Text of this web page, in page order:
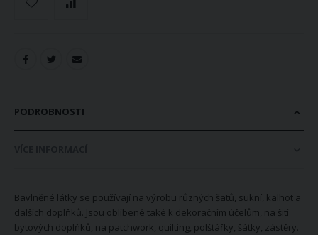
PODROBNOSTI
Bavlněné látky se používají na výrobu různých šatů, sukní, kalhot a
dalších doplňků. Jsou oblíbené také k dekoračním účelům, na šití
bytových doplňků, na patchwork, quilting, polštářky, šátky, zástěry.